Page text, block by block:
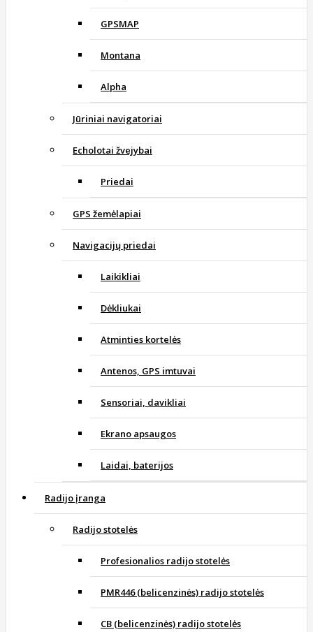
GPSMAP
Montana
Alpha
Jūriniai navigatoriai
Echolotai žvejybai
Priedai
GPS žemėlapiai
Navigacijų priedai
Laikikliai
Dėkliukai
Atminties kortelės
Antenos, GPS imtuvai
Sensoriai, davikliai
Ekrano apsaugos
Laidai, baterijos
Radijo įranga
Radijo stotelės
Profesionalios radijo stotelės
PMR446 (belicenzinės) radijo stotelės
CB (belicenzinės) radijo stotelės